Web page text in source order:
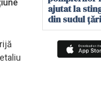
ajutat la
din sudul